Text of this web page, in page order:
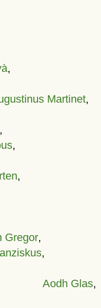
,
Martinet,
,
,
Gregor,
,
Aodh Glas,